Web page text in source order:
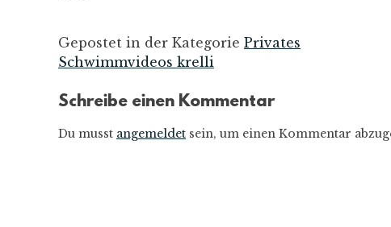
Gepostet in der Kategorie Privates
Navigation
Schwimmvideos krelli
Schreibe einen Kommentar
Du musst angemeldet sein, um einen Kommentar